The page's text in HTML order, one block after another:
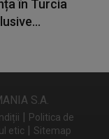
în Turcia
S.A.
| Politica de
etic | Sitemap